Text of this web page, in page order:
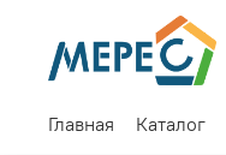
Главная Каталог